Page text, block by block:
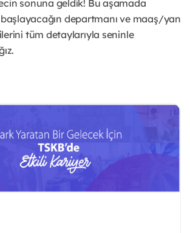
sonuna geldik! Bu aşamada
departmanı ve maaş/yan
tüm detaylarıyla seninle